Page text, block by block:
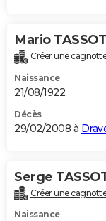
Mario
Créer une
Naissance
21/08/1922
Décès
29/02/2008 à
Serge
Créer une
Naissance